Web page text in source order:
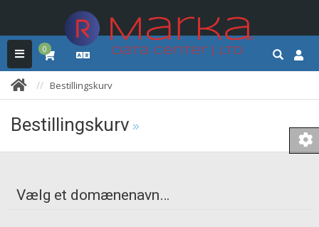
0
Bestillingskurv
Bestillingskurv
Vælg et domænenavn…